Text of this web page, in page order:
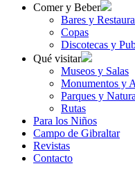
Comer y Beber
Bares y
Copas
Discotecas y
Qué visitar
Museos y Salas
Monumentos y
Parques y
Rutas
Para los Niños
Campo de Gibraltar
Revistas
Contacto